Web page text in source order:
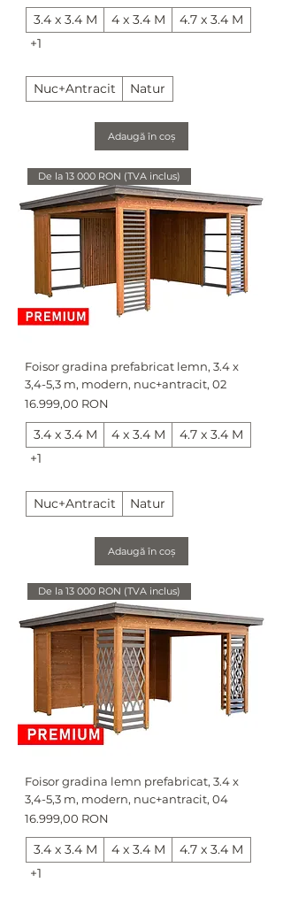
3.4 x 3.4 M 4 x 3.4 M
4.7 x 3.4 M
+1
Nuc+Antracit Natur
Adaugă în coș
De la 13 000 RON (TVA inclus)
Foisor gradina prefabricat lemn, 3.4 x
3,4-5,3 m, modern, nuc+antracit, 02
Preț
16.999,00 RON
3.4 x 3.4 M 4 x 3.4 M
4.7 x 3.4 M
+1
Nuc+Antracit Natur
Adaugă în coș
De la 13 000 RON (TVA inclus)
Foisor gradina lemn prefabricat, 3.4 x
3,4-5,3 m, modern, nuc+antracit, 04
Preț
16.999,00 RON
3.4 x 3.4 M 4 x 3.4 M
4.7 x 3.4 M
+1